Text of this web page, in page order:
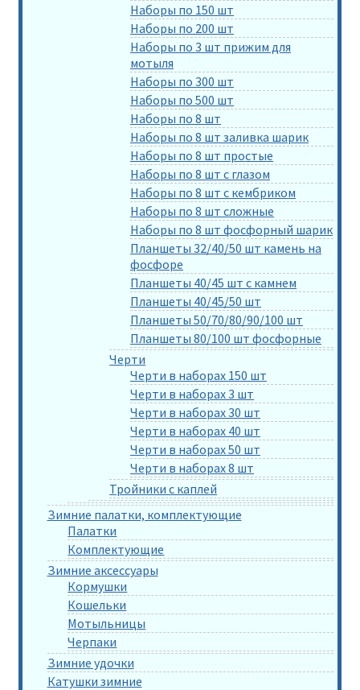
Наборы по 150 шт
Наборы по 200 шт
Наборы по 3 шт прижим для
мотыля
Наборы по 300 шт
Наборы по 500 шт
Наборы по 8 шт
Наборы по 8 шт заливка шарик
Наборы по 8 шт простые
Наборы по 8 шт с глазом
Наборы по 8 шт с кембриком
Наборы по 8 шт сложные
Наборы по 8 шт фосфорный шарик
Планшеты 32/40/50 шт камень на
фосфоре
Планшеты 40/45 шт с камнем
Планшеты 40/45/50 шт
Планшеты 50/70/80/90/100 шт
Планшеты 80/100 шт фосфорные
Черти
Черти в наборах 150 шт
Черти в наборах 3 шт
Черти в наборах 30 шт
Черти в наборах 40 шт
Черти в наборах 50 шт
Черти в наборах 8 шт
Тройники с каплей
Зимние палатки, комплектующие
Палатки
Комплектующие
Зимние аксессуары
Кормушки
Кошельки
Мотыльницы
Черпаки
Зимние удочки
Катушки зимние